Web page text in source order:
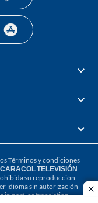
Términos y condiciones
CARACOL TELEVISIÓN
su reproducción
idioma sin autorización
in part, or translation